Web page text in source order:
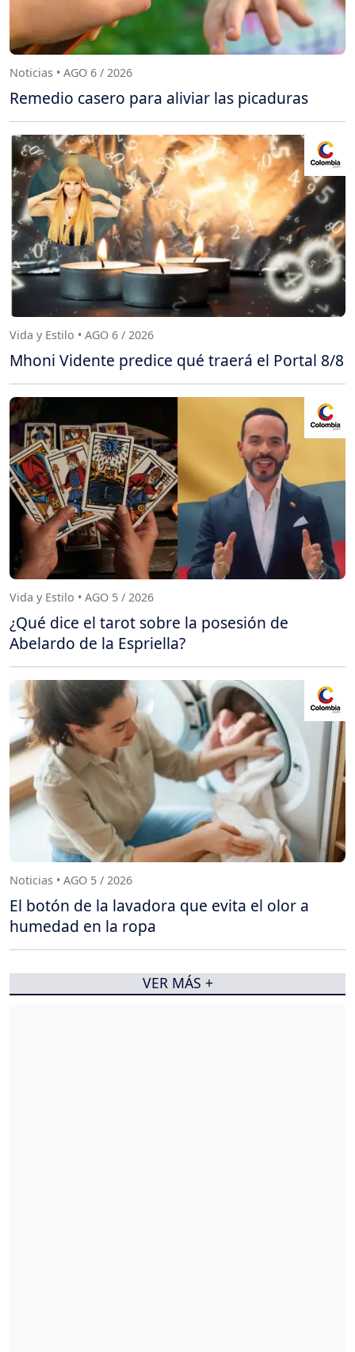
Noticias • AGO 6 / 2026
Remedio casero para aliviar las picaduras
Vida y Estilo • AGO 6 / 2026
Mhoni Vidente predice qué traerá el Portal 8/8
Vida y Estilo • AGO 5 / 2026
¿Qué dice el tarot sobre la posesión de
Abelardo de la Espriella?
Noticias • AGO 5 / 2026
El botón de la lavadora que evita el olor a
humedad en la ropa
VER MÁS +